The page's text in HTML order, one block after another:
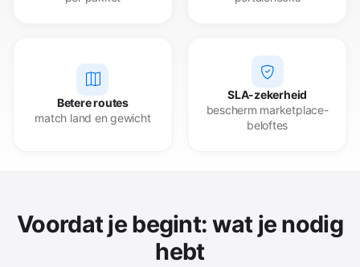
Betere routes
match land en gewicht
SLA-zekerheid
bescherm marketplace-
beloftes
Voordat je begint: wat je nodig
hebt